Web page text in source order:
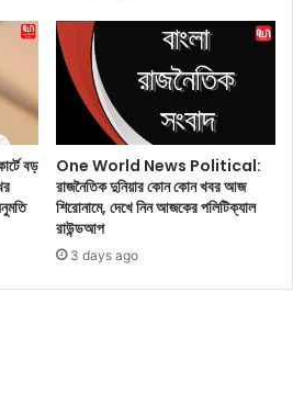
বড়
One World News Political:
রাজনৈতিক দুনিয়ার কোন কোন খবর আজ
শিরোনামে, দেখে নিন আজকের পলিটিক্যাল
রাউন্ডআপ
3 days ago